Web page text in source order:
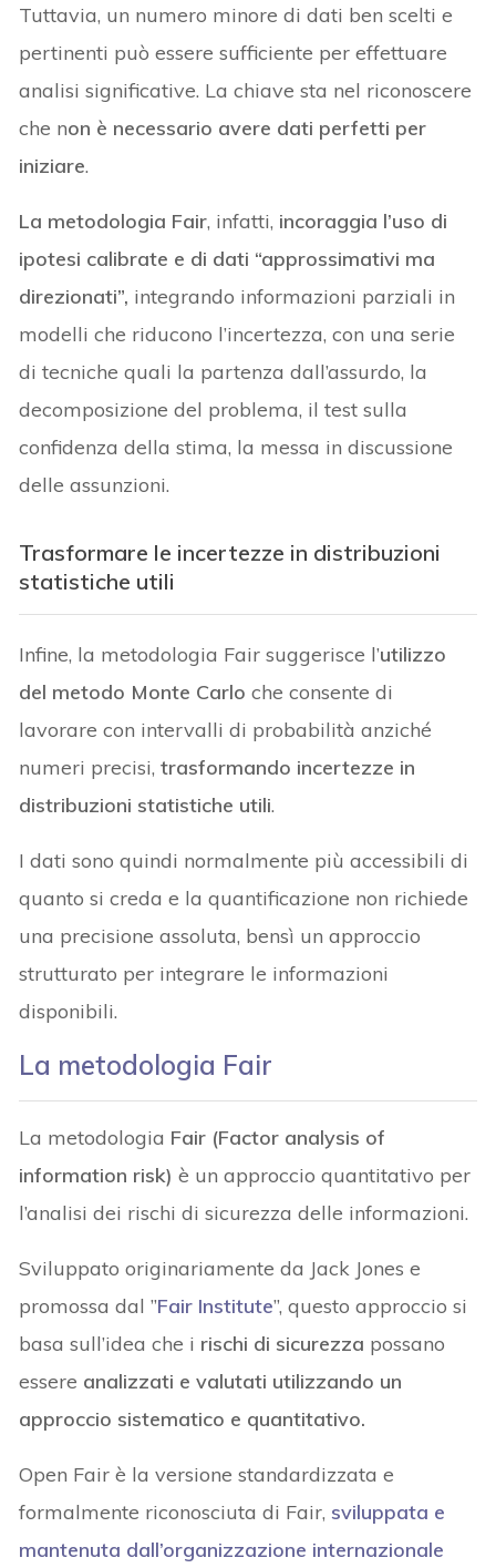
Tuttavia, un numero minore di dati ben scelti e
pertinenti può essere sufficiente per effettuare
analisi significative. La chiave sta nel riconoscere
che non è necessario avere dati perfetti per
iniziare.
La metodologia Fair, infatti, incoraggia l’uso di
ipotesi calibrate e di dati “approssimativi ma
direzionati”, integrando informazioni parziali in
modelli che riducono l’incertezza, con una serie
di tecniche quali la partenza dall’assurdo, la
decomposizione del problema, il test sulla
confidenza della stima, la messa in discussione
delle assunzioni.
Trasformare le incertezze in distribuzioni
statistiche utili
Infine, la metodologia Fair suggerisce l’utilizzo
del metodo Monte Carlo che consente di
lavorare con intervalli di probabilità anziché
numeri precisi,trasformando incertezze in
distribuzioni statistiche utili.
I dati sono quindi normalmente più accessibili di
quanto si creda e la quantificazione non richiede
una precisione assoluta, bensì un approccio
strutturato per integrare le informazioni
disponibili.
La metodologia Fair
La metodologia Fair (Factor analysis of
information risk)è un approccio quantitativo per
l’analisi dei rischi di sicurezza delle informazioni.
Sviluppato originariamente da Jack Jones e
promossa dal ”Fair Institute”, questo approccio si
basa sull’idea che i rischi di sicurezza possano
essere analizzati e valutati utilizzando un
approccio sistematico e quantitativo.
Open Fair è la versione standardizzata e
formalmente riconosciuta di Fair, sviluppata e
mantenuta dall’organizzazione internazionale